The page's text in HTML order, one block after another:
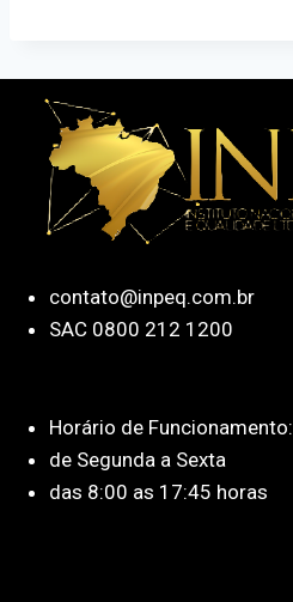
contato@inpeq.com.br
SAC 0800 212 1200
Horário de Funcionamento:
de Segunda a Sexta
das 8:00 as 17:45 horas